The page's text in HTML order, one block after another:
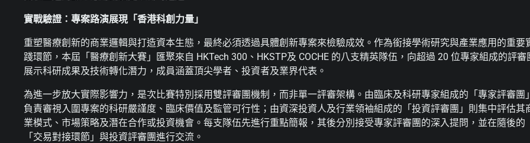
實戰驗證：專案路演展現「香港科創力量」
重塑醫療創新的商業邏輯與打造資本生態，最終必須透過具體創新專案來檢驗成效。作為銜接學術研究與產業應用的重要
踐環節，本屆「醫療創新大賽」匯聚來自 HKTech 300、HKSTP及 COCHE 的八支精英隊伍，向超過 20 位專家組成的評審
展示科研成果及技術轉化潛力，成員涵蓋頂尖學者、投資者及業界代表。
為進一步放大實際影響力，是次比賽特別採用雙評審團機制，而非單一評審架構。由臨床及科研專家組成的「專家評審團
負責審視入圍專案的科研嚴謹度、臨床價值及監管可行性；由資深投資人及行業領袖組成的「投資評審團」則集中評估其
業模式、市場策略及潛在合作或投資機會。每支隊伍先進行重點簡報，其後分別接受專家評審團的深入提問，並在隨後的
「交易對接環節」與投資評審團進行交流。